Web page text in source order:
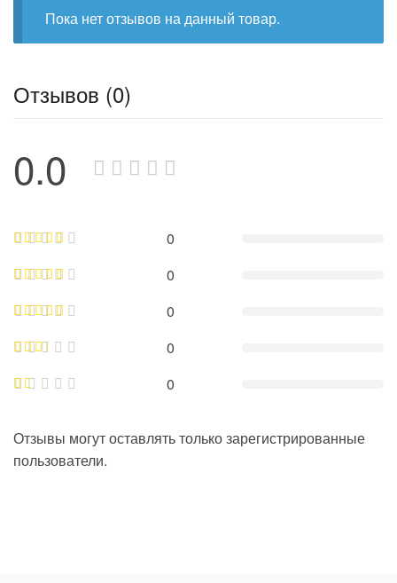
Пока нет отзывов на данный товар.
Отзывов (0)
0.0
0
0
0
0
0
Отзывы могут оставлять только зарегистрированные
пользователи.